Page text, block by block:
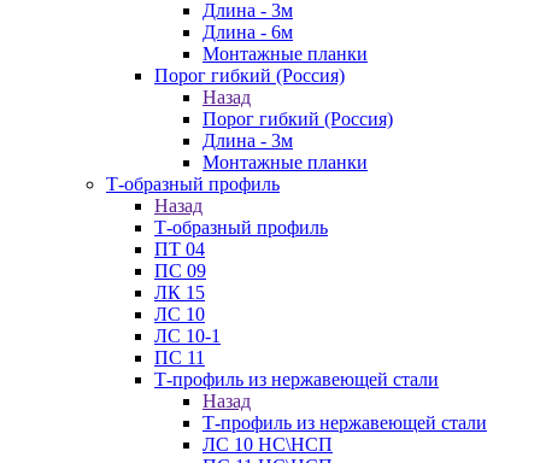
Длина - 3м
Длина - 6м
Монтажные планки
Порог гибкий (Россия)
Назад
Порог гибкий (Россия)
Длина - 3м
Монтажные планки
Т-образный профиль
Назад
Т-образный профиль
ПТ 04
ПС 09
ЛК 15
ЛС 10
ЛС 10-1
ПС 11
Т-профиль из нержавеющей стали
Назад
Т-профиль из нержавеющей стали
ЛС 10 НС\НСП